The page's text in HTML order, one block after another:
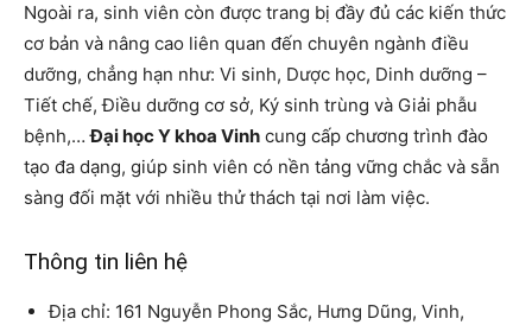
Ngoài ra, sinh viên còn được trang bị đầy đủ các kiến ​​thức
cơ bản và nâng cao liên quan đến chuyên ngành điều
dưỡng, chẳng hạn như: Vi sinh, Dược học, Dinh dưỡng –
Tiết chế, Điều dưỡng cơ sở, Ký sinh trùng và Giải phẫu
bệnh,…Đại học Y khoa Vinh cung cấp chương trình đào
tạo đa dạng, giúp sinh viên có nền tảng vững chắc và sẵn
sàng đối mặt với nhiều thử thách tại nơi làm việc.
Thông tin liên hệ
Địa chỉ: 161 Nguyễn Phong Sắc, Hưng Dũng, Vinh,